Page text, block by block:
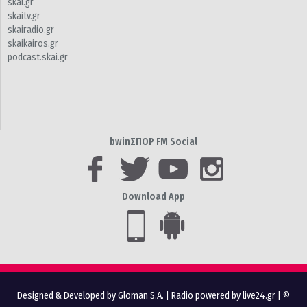
skai.gr
skaitv.gr
skairadio.gr
skaikairos.gr
podcast.skai.gr
bwinΣΠΟΡ FM Social
Download App
Designed & Developed by Gloman S.A. Radio powered by live24.gr | ©